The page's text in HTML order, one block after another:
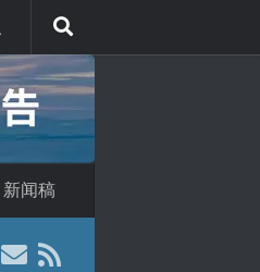
新闻稿